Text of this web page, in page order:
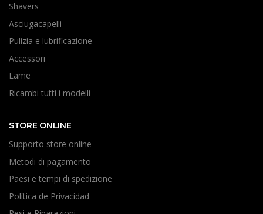
Shavers
Asciugacapelli
Pulizia e lubrificazione
Accessori
Lame
Ricambi tutti i modelli
STORE ONLINE
Supporto store online
Metodi di pagamento
Paesi e tempi di spedizione
Política de Privacidad